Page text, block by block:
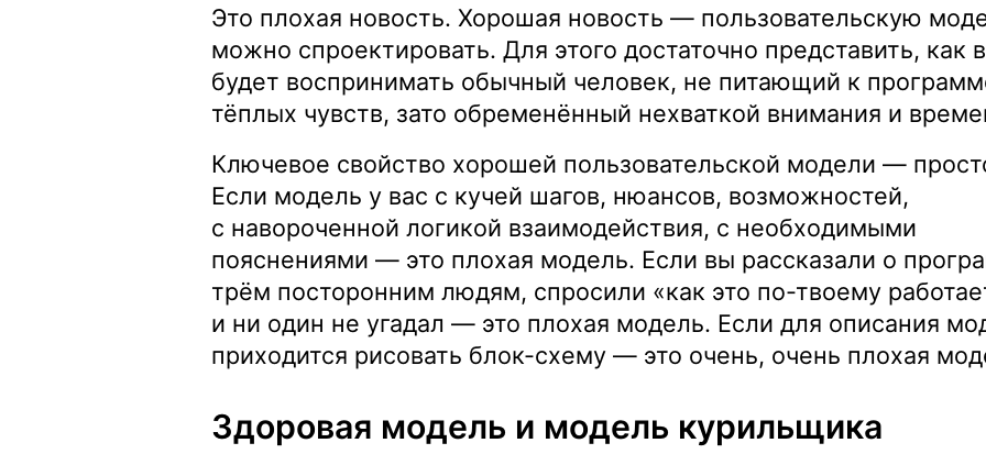
Это плохая новость. Хорошая новость — пользовательскую
можно спроектировать. Для этого достаточно представить, как
будет воспринимать обычный человек, не питающий к
тёплых чувств, зато обременённый нехваткой внимания и
Ключевое свойство хорошей пользовательской модели —
Если модель у вас с кучей шагов, нюансов, возможностей,
с навороченной логикой взаимодействия, с необходимыми
пояснениями — это плохая модель. Если вы рассказали о
трём посторонним людям, спросили «как это по-твоему
и ни один не угадал — это плохая модель. Если для описания
приходится рисовать блок-схему — это очень, очень плохая
Здоровая модель и модель курильщика